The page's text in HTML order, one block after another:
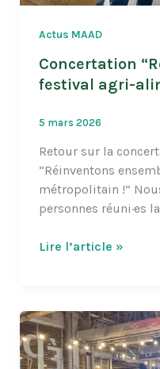
Actus MAAD
Concertation
festival agri-
5 mars 2026
Retour sur la
“Réinventons
métropolitain !”
personnes réuni·es la
Concertation
agri-
alim
métropolitain
Lire l’article »